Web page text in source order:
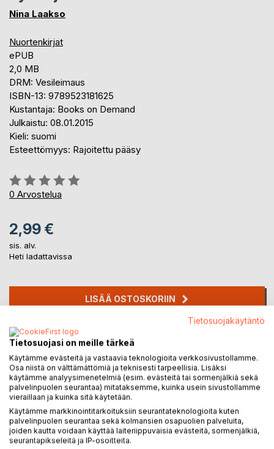
Nina Laakso
Nuortenkirjat
ePUB
2,0 MB
DRM: Vesileimaus
ISBN-13: 9789523181625
Kustantaja: Books on Demand
Julkaistu: 08.01.2015
Kieli: suomi
Esteettömyys: Rajoitettu pääsy
Arvostelu::
0%
0 Arvostelua
2,99 €
sis. alv.
Heti ladattavissa
LISÄÄ OSTOSKORIIN
Lisää muistilistalle
Arvostele tuote
KUVAUS
Tietosuojakäytäntö
Tietosuojasi on meille tärkeä
Käytämme evästeitä ja vastaavia teknologioita verkkosivustollamme.
Osa niistä on välttämättömiä ja teknisesti tarpeellisia. Lisäksi
käytämme analyysimenetelmiä (esim. evästeitä tai sormenjälkiä sekä
palvelinpuolen seurantaa) mitataksemme, kuinka usein sivustollamme
vieraillaan ja kuinka sitä käytetään.
Käytämme markkinointitarkoituksiin seurantateknologioita kuten
palvelinpuolen seurantaa sekä kolmansien osapuolien palveluita,
joiden kautta voidaan käyttää laiteriippuvaisia evästeitä, sormenjälkiä,
seurantapikseleitä ja IP-osoitteita.